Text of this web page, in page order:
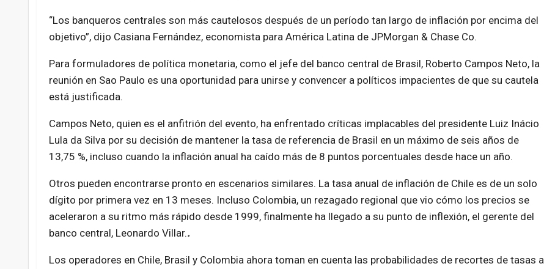
“Los banqueros centrales son más cautelosos después de un período tan largo de inflación por encima del
objetivo”, dijo Casiana Fernández, economista para América Latina de JPMorgan & Chase Co.
Para formuladores de política monetaria, como el jefe del banco central de Brasil, Roberto Campos Neto, la
reunión en Sao Paulo es una oportunidad para unirse y convencer a políticos impacientes de que su cautela
está justificada.
Campos Neto, quien es el anfitrión del evento, ha enfrentado críticas implacables del presidente Luiz Inácio
Lula da Silva por su decisión de mantener la tasa de referencia de Brasil en un máximo de seis años de
13,75 %, incluso cuando la inflación anual ha caído más de 8 puntos porcentuales desde hace un año.
Otros pueden encontrarse pronto en escenarios similares. La tasa anual de inflación de Chile es de un solo
dígito por primera vez en 13 meses. Incluso Colombia, un rezagado regional que vio cómo los precios se
aceleraron a su ritmo más rápido desde 1999, finalmente ha llegado a su punto de inflexión, el gerente del
banco central, Leonardo Villar..
Los operadores en Chile, Brasil y Colombia ahora toman en cuenta las probabilidades de recortes de tasas a